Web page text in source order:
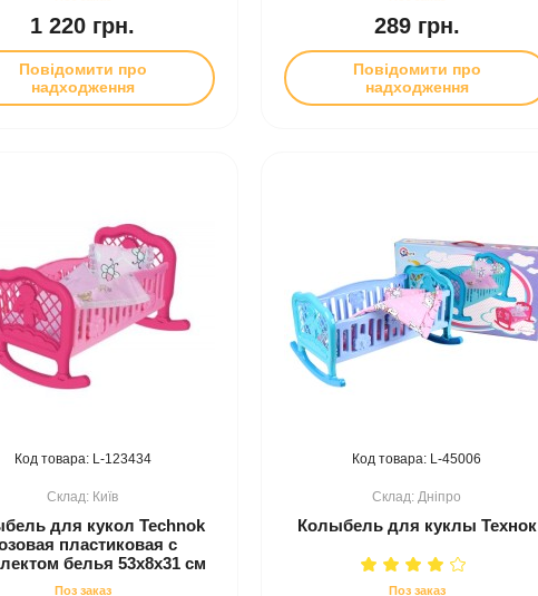
1 220 грн.
Повідомити про
надходження
289 грн.
Повідомити про
надходження
123434
Київ
для кукол Technok
пластиковая с
белья 53x8x31 см
45006
Дніпро
Колыбель для куклы Технок